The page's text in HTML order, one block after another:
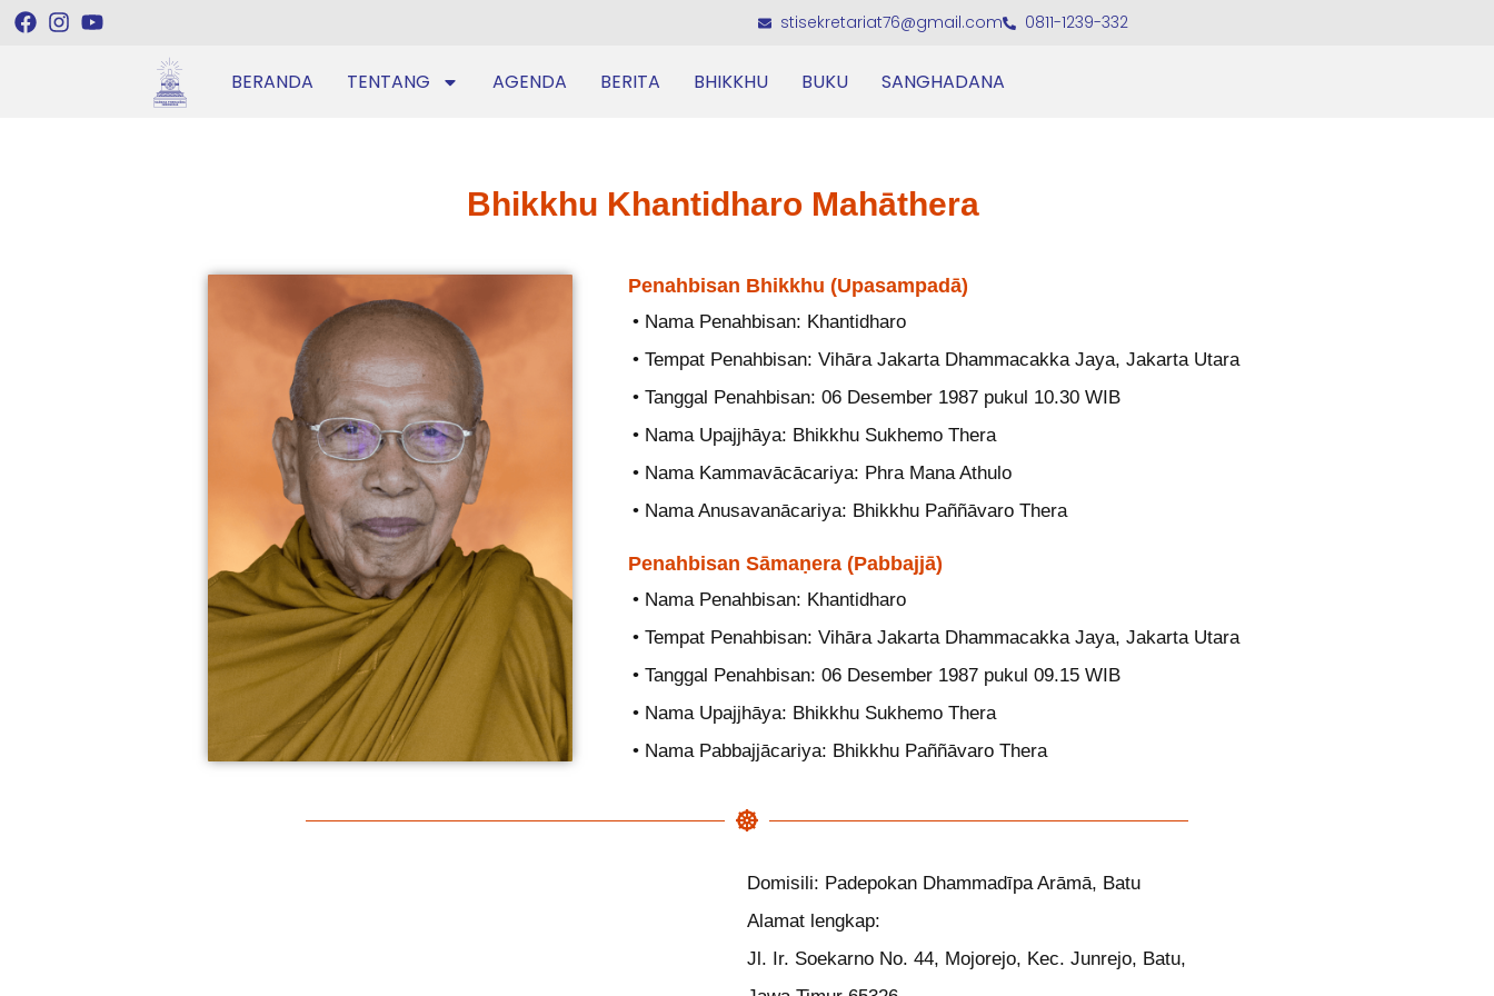
stisekretariat76@gmail.com 0811-1239-332
BERANDA TENTANG AGENDA BERITA BHIKKHU BUKU SANGHADANA
Bhikkhu Khantidharo Mahāthera
Penahbisan Bhikkhu (Upasampadā)
• Nama Penahbisan: Khantidharo
• Tempat Penahbisan: Vihāra Jakarta Dhammacakka Jaya, Jakarta Utara
• Tanggal Penahbisan: 06 Desember 1987 pukul 10.30 WIB
• Nama Upajjhāya: Bhikkhu Sukhemo Thera
• Nama Kammavācācariya: Phra Mana Athulo
• Nama Anusavanācariya: Bhikkhu Paññāvaro Thera
Penahbisan Sāmaṇera (Pabbajjā)
• Nama Penahbisan: Khantidharo
• Tempat Penahbisan: Vihāra Jakarta Dhammacakka Jaya, Jakarta Utara
• Tanggal Penahbisan: 06 Desember 1987 pukul 09.15 WIB
• Nama Upajjhāya: Bhikkhu Sukhemo Thera
• Nama Pabbajjācariya: Bhikkhu Paññāvaro Thera
Domisili: Padepokan Dhammadīpa Arāmā, Batu
Alamat lengkap:
Jl. Ir. Soekarno No. 44, Mojorejo, Kec. Junrejo, Batu,